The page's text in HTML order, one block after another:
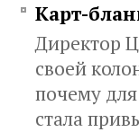
Карт-
Директор
своей
почему
стала